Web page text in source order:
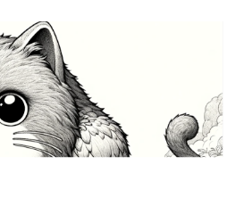
な、と。となると、今はフードコート
多いですから、フードコ...